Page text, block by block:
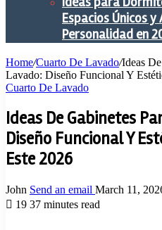
Espacios Únicos
Personalidad en
Home/Cuarto De Lavado/Ideas
Lavado: Diseño Funcional Y
Cuarto De Lavado
Ideas De Gabinetes
Diseño Funcional Y
Este 2026
John Send an email March 11,
19 37 minutes read